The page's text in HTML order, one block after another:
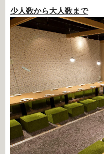
少人数から大人数まで